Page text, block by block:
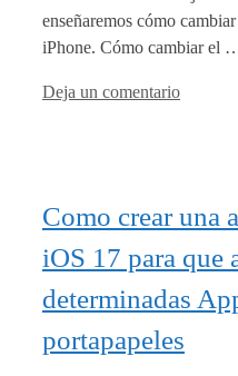
enseñaremos cómo
iPhone. Cómo cambiar el
Deja un comentario
Como crear una
iOS 17 para que
determinadas
portapapeles